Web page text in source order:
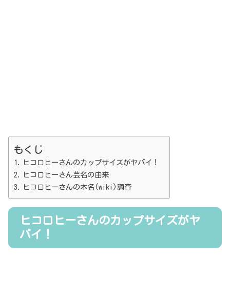
もくじ
ヒコロヒーさんのカップサイズがヤバイ！
ヒコロヒーさん芸名の由来
ヒコロヒーさんの本名(wiki)調査
ヒコロヒーさんのカップサイズがヤ
バイ！